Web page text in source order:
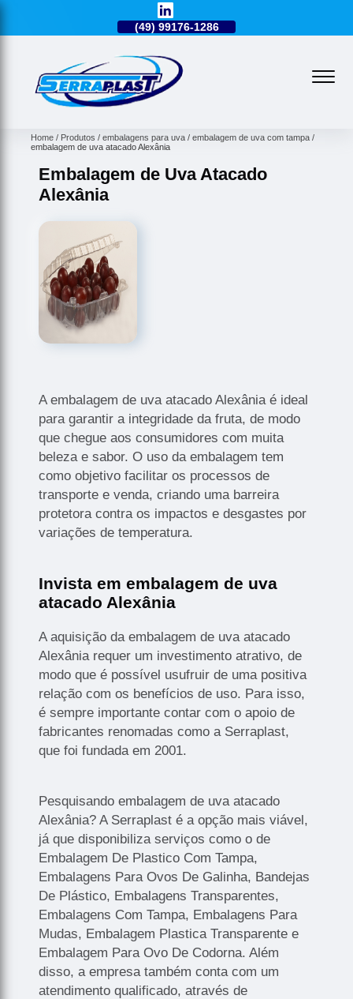
(49) 99176-1286
Home Produtos embalagens para uva
embalagem de uva com tampa
embalagem de uva atacado Alexânia
Embalagem de Uva Atacado
Alexânia
A embalagem de uva atacado Alexânia é ideal
para garantir a integridade da fruta, de modo
que chegue aos consumidores com muita
beleza e sabor. O uso da embalagem tem
como objetivo facilitar os processos de
transporte e venda, criando uma barreira
protetora contra os impactos e desgastes por
variações de temperatura.
Invista em embalagem de uva
atacado Alexânia
A aquisição da embalagem de uva atacado
Alexânia requer um investimento atrativo, de
modo que é possível usufruir de uma positiva
relação com os benefícios de uso. Para isso,
é sempre importante contar com o apoio de
fabricantes renomadas como a Serraplast,
que foi fundada em 2001.
Pesquisando embalagem de uva atacado
Alexânia? A Serraplast é a opção mais viável,
já que disponibiliza serviços como o de
Embalagem De Plastico Com Tampa,
Embalagens Para Ovos De Galinha, Bandejas
De Plástico, Embalagens Transparentes,
Embalagens Com Tampa, Embalagens Para
Mudas, Embalagem Plastica Transparente e
Embalagem Para Ovo De Codorna. Além
disso, a empresa também conta com um
atendimento qualificado, através de